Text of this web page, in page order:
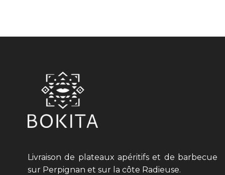
Livraison de plateaux apéritifs et de barbecue
sur Perpignan et sur la côte Radieuse.